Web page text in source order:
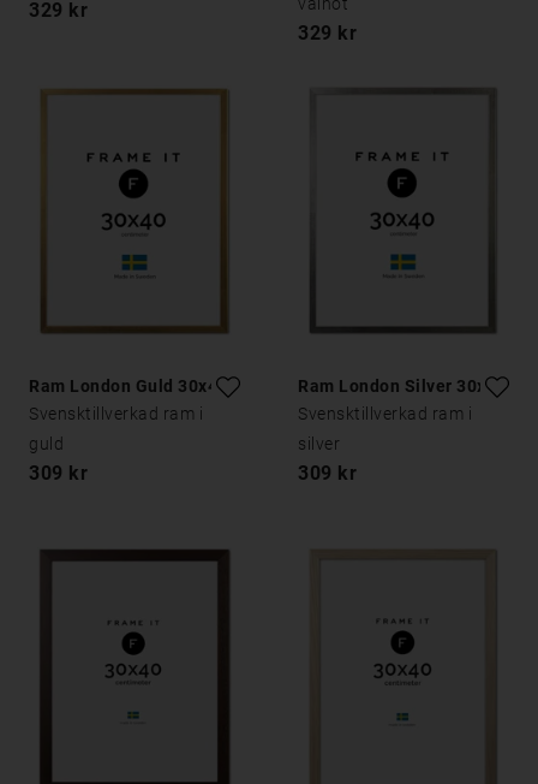
329 kr
329 kr
Ram London Guld 30x40
Svensktillverkad ram i
guld
309 kr
Ram London Silver 30x40
Svensktillverkad ram i
silver
309 kr